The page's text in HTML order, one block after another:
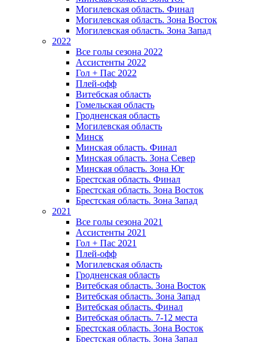
Могилевская область. Финал
Могилевская область. Зона Восток
Могилевская область. Зона Запад
2022
Все голы сезона 2022
Ассистенты 2022
Гол + Пас 2022
Плей-офф
Витебская область
Гомельская область
Гродненская область
Могилевская область
Минск
Mинская область. Финал
Минская область. Зона Север
Минская область. Зона Юг
Брестская область. Финал
Брестская область. Зона Восток
Брестская область. Зона Запад
2021
Все голы сезона 2021
Ассистенты 2021
Гол + Пас 2021
Плей-офф
Могилевская область
Гродненская область
Витебская область. Зона Восток
Витебская область. Зона Запад
Витебская область. Финал
Витебская область. 7-12 места
Брестская область. Зона Восток
Брестская область. Зона Запад